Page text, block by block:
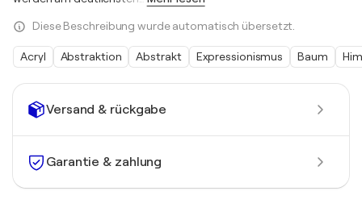
Versand & rückgabe
Garantie & zahlung
Diese Beschreibung wurde automatisch übersetzt.
Acryl Abstraktion Abstrakt Expressionismus Baum